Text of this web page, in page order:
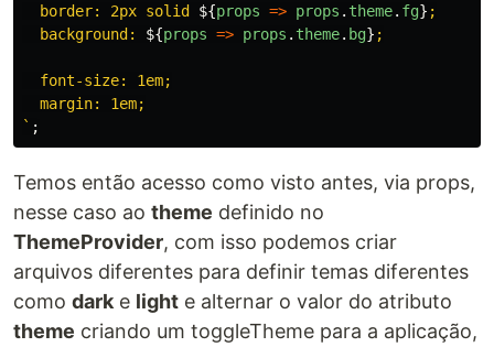
  border: 2px solid
${props => props . theme. fg} ;
  background:
${props => props . theme. bg} ;
  font-size: 1em;
  margin: 1em;
` ;
Temos então acesso como visto antes, via props,
nesse caso ao theme definido no
ThemeProvider, com isso podemos criar
arquivos diferentes para definir temas diferentes
como dark e light e alternar o valor do atributo
theme criando um toggleTheme para a aplicação,